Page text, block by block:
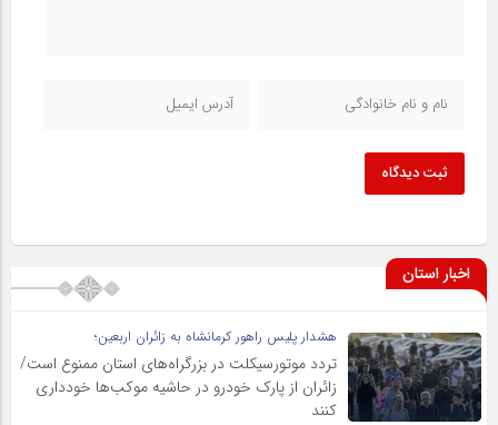
ثبت دیدگاه
اخبار استان
هشدار پلیس راهور کرمانشاه به زائران اربعین؛
تردد موتورسیکلت در بزرگراه‌های استان ممنوع است/
زائران از پارک خودرو در حاشیه موکب‌ها خودداری
کنند